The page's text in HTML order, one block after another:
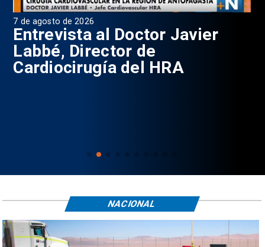
7 de agosto de 2026
Entrevista al Doctor Javier
Labbé, Director de
Cardiocirugía del HRA
NACIONAL